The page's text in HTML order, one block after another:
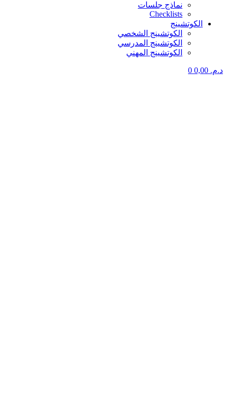
نماذج جلسات
Checklists
الكوتشينج
الكوتشينج الشخصي
الكوتشينج المدرسي
الكوتشينج المهني
د.م. 0